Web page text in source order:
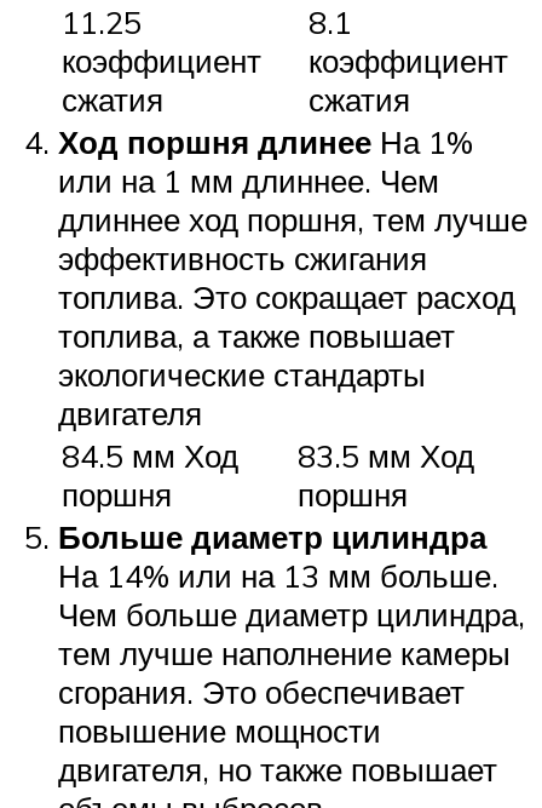
11.25
коэффициент
сжатия
8.1
коэффициент
сжатия
Ход поршня длинее На 1%
или на 1 мм длиннее. Чем
длиннее ход поршня, тем лучше
эффективность сжигания
топлива. Это сокращает расход
топлива, а также повышает
экологические стандарты
двигателя
84.5 мм Ход
поршня
83.5 мм Ход
поршня
Больше диаметр цилиндра
На 14% или на 13 мм больше.
Чем больше диаметр цилиндра,
тем лучше наполнение камеры
сгорания. Это обеспечивает
повышение мощности
двигателя, но также повышает